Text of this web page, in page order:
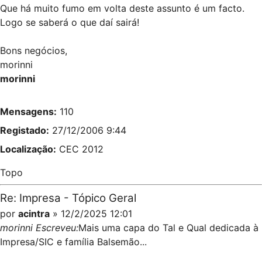
Que há muito fumo em volta deste assunto é um facto.
Logo se saberá o que daí sairá!
Bons negócios,
morinni
morinni
Mensagens: 110
Registado: 27/12/2006 9:44
Localização: CEC 2012
Topo
Re: Impresa - Tópico Geral
por acintra » 12/2/2025 12:01
morinni Escreveu:Mais uma capa do Tal e Qual dedicada à
Impresa/SIC e família Balsemão...